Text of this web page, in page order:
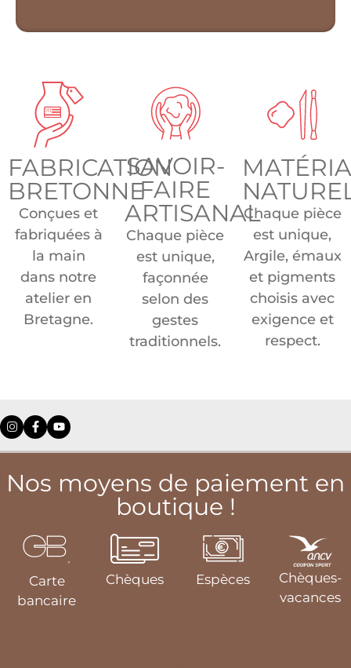
FABRICATION
BRETONNE
Conçues et
fabriquées à
la main
dans notre
atelier en
Bretagne.
SAVOIR-
FAIRE
ARTISANAL
Chaque pièce
est unique,
façonnée
selon des
gestes
traditionnels.
Chaque pièce
est unique,
Argile, émaux
et pigments
choisis avec
exigence et
respect.
Nos moyens de paiement en
boutique !
Carte
bancaire
Chèques Espèces
Chèques-
vacances